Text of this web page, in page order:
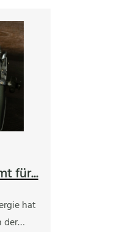
für...
hat
der…